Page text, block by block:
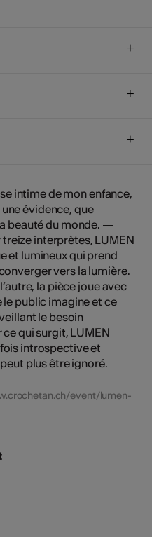
intime de mon enfance,
évidence, que
beauté du monde. —
interprètes, LUMEN
et lumineux qui prend
vers la lumière.
la pièce joue avec
public imagine et ce
le besoin
qui surgit, LUMEN
introspective et
plus être ignoré.
event/lumen-